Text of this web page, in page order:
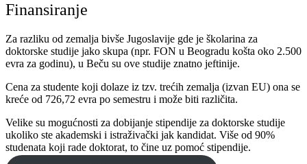
Finansiranje
Za razliku od zemalja bivše Jugoslavije gde je školarina za
doktorske studije jako skupa (npr. FON u Beogradu košta oko 2.500
evra za godinu), u Beču su ove studije znatno jeftinije.
Cena za studente koji dolaze iz tzv. trećih zemalja (izvan EU) ona se
kreće od 726,72 evra po semestru i može biti različita.
Velike su mogućnosti za dobijanje stipendije za doktorske studije
ukoliko ste akademski i istraživački jak kandidat. Više od 90%
studenata koji rade doktorat, to čine uz pomoć stipendije.